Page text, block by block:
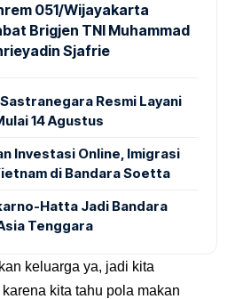
051/Wijayakarta
Brigjen TNI Muhammad
Sjafrie
Resmi Layani
14 Agustus
Investasi Online, Imigrasi
di Bandara Soetta
Hatta Jadi Bandara
Tenggara
keluarga ya, jadi kita
kita tahu pola makan